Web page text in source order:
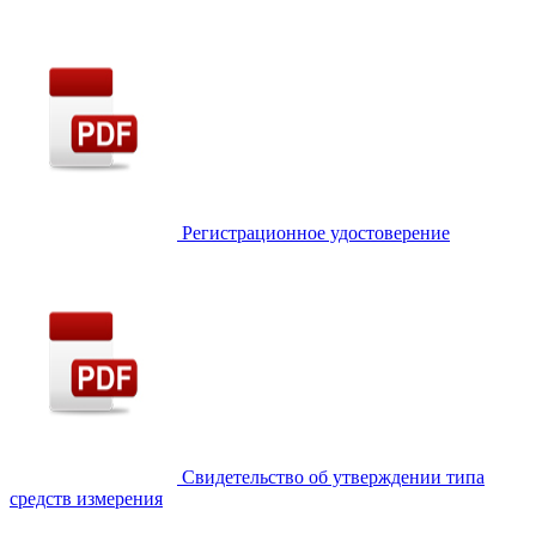
Регистрационное удостоверение
Свидетельство об утверждении типа
средств измерения